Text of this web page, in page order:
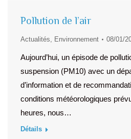
Pollution de l’air
Actualités, Environnement 08/01/
Aujourd’hui, un épisode de
suspension (PM10) avec un
d’information et de
conditions météorologiques
heures, nous…
Détails